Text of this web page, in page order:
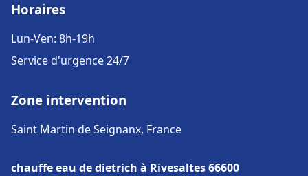
Horaires
Lun-Ven: 8h-19h
Service d'urgence 24/7
Zone intervention
Saint Martin de Seignanx, France
chauffe eau de dietrich à Rivesaltes 66600